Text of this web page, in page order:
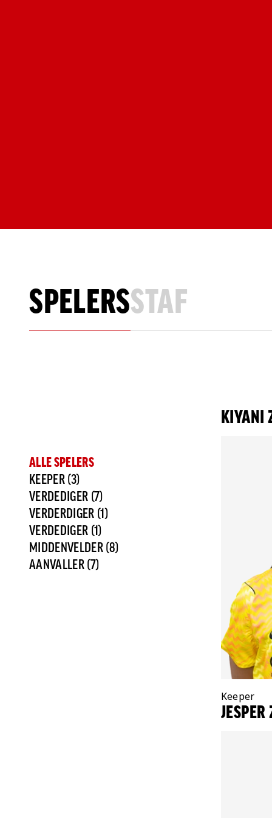
Spelers en Staf
SPELERSSTAF
ALLE SPELERS
KEEPER (3)
VERDEDIGER (7)
VERDERDIGER (1)
VERDEDIGER (1)
MIDDENVELDER (8)
AANVALLER (7)
KIYANI
Positie:
Keeper